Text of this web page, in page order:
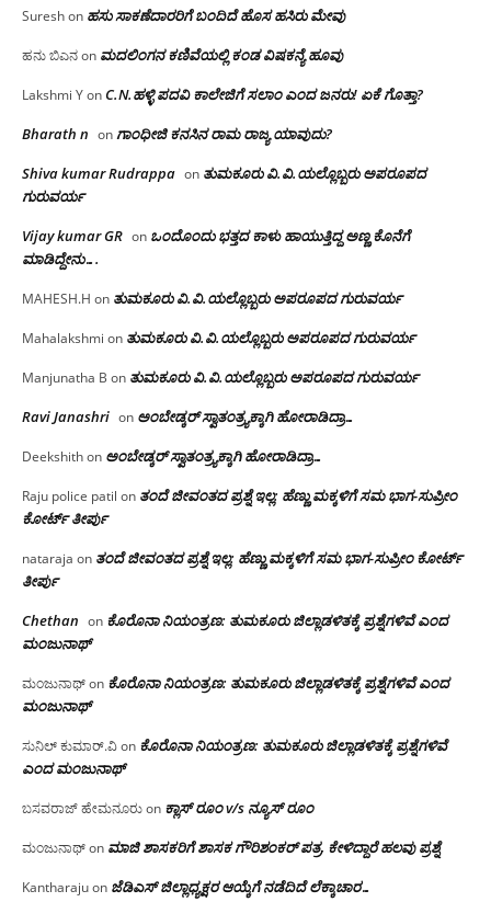
Sureshon ಹಸು ಸಾಕಣೆದಾರರಿಗೆ ಬಂದಿದೆ ಹೊಸ ಹಸಿರು ಮೇವು
ಹನು ಬಿಎನon ಮದಲಿಂಗನ ಕಣಿವೆಯಲ್ಲಿ ಕಂಡ ವಿಷಕನ್ಯೆ ಹೂವು
Lakshmi YonC.N.ಹಳ್ಳಿ ಪದವಿ ಕಾಲೇಜಿಗೆ ಸಲಾಂ‌ ಎಂದ ಜನರು! ಏಕೆ ಗೊತ್ತಾ?
Bharath n on ಗಾಂಧೀಜಿ ಕನಸಿನ ರಾಮ ರಾಜ್ಯ ಯಾವುದು?
Shiva kumar Rudrappa on ತುಮಕೂರು‌ ವಿ.ವಿ.ಯಲ್ಲೊಬ್ಬರು ಅಪರೂಪದ
ಗುರುವರ್ಯ
Vijay kumar GR on ಒಂದೊಂದು ಭತ್ತದ ಕಾಳು ಹಾಯುತ್ತಿದ್ದ ಅಣ್ಣ ಕೊನೆಗೆ
ಮಾಡಿದ್ದೇನು….
MAHESH.H on ತುಮಕೂರು‌ ವಿ.ವಿ.ಯಲ್ಲೊಬ್ಬರು ಅಪರೂಪದ ಗುರುವರ್ಯ
Mahalakshmi on ತುಮಕೂರು‌ ವಿ.ವಿ.ಯಲ್ಲೊಬ್ಬರು ಅಪರೂಪದ ಗುರುವರ್ಯ
Manjunatha B on ತುಮಕೂರು‌ ವಿ.ವಿ.ಯಲ್ಲೊಬ್ಬರು ಅಪರೂಪದ ಗುರುವರ್ಯ
Ravi Janashri on ಅಂಬೇಡ್ಕರ್ ಸ್ವಾತಂತ್ರ್ಯಕ್ಕಾಗಿ ಹೋರಾಡಿದ್ರಾ…
Deekshithon ಅಂಬೇಡ್ಕರ್ ಸ್ವಾತಂತ್ರ್ಯಕ್ಕಾಗಿ ಹೋರಾಡಿದ್ರಾ…
Raju police patil on ತಂದೆ ಜೀವಂತದ ಪ್ರಶ್ನೆ ಇಲ್ಲ: ಹೆಣ್ಣು ಮಕ್ಕಳಿಗೆ ಸಮ ಭಾಗ-ಸುಪ್ರೀಂ
ಕೋರ್ಟ್ ತೀರ್ಪು
nataraja on ತಂದೆ ಜೀವಂತದ ಪ್ರಶ್ನೆ ಇಲ್ಲ: ಹೆಣ್ಣು ಮಕ್ಕಳಿಗೆ ಸಮ ಭಾಗ-ಸುಪ್ರೀಂ ಕೋರ್ಟ್
ತೀರ್ಪು
Chethan on ಕೊರೊನಾ ನಿಯಂತ್ರಣ: ತುಮಕೂರು ಜಿಲ್ಲಾಡಳಿತಕ್ಕೆ ಪ್ರಶ್ನೆಗಳಿವೆ ಎಂದ
ಮಂಜು‌ನಾಥ್
ಮಂಜುನಾಥ್on ಕೊರೊನಾ ನಿಯಂತ್ರಣ: ತುಮಕೂರು ಜಿಲ್ಲಾಡಳಿತಕ್ಕೆ ಪ್ರಶ್ನೆಗಳಿವೆ ಎಂದ
ಮಂಜು‌ನಾಥ್
ಸುನಿಲ್ ಕುಮಾರ್.ವಿon ಕೊರೊನಾ ನಿಯಂತ್ರಣ: ತುಮಕೂರು ಜಿಲ್ಲಾಡಳಿತಕ್ಕೆ ಪ್ರಶ್ನೆಗಳಿವೆ
ಎಂದ ಮಂಜು‌ನಾಥ್
ಬಸವರಾಜ್ ಹೇಮನೂರುon ಕ್ಲಾಸ್ ರೂಂ v/s ನ್ಯೂಸ್ ರೂಂ
ಮಂಜುನಾಥ್on ಮಾಜಿ ಶಾಸಕರಿಗೆ ಶಾಸಕ ಗೌರಿಶಂಕರ್ ಪತ್ರ, ಕೇಳಿದ್ದಾರೆ ಹಲವು ಪ್ರಶ್ನೆ
Kantharajuon ಜೆಡಿಎಸ್ ಜಿಲ್ಲಾಧ್ಯಕ್ಷರ ಆಯ್ಕೆಗೆ ನಡೆದಿದೆ ಲೆಕ್ಕಾಚಾರ…